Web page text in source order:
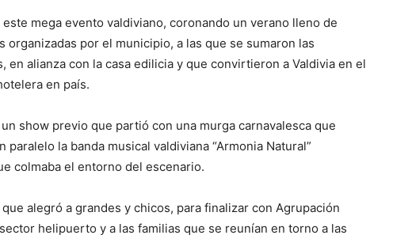
mega evento valdiviano, coronando un verano lleno de
por el municipio, a las que se sumaron las
en alianza con la casa edilicia y que convirtieron a Valdivia en el
en país.
show previo que partió con una murga carnavalesca que
la banda musical valdiviana “Armonia Natural”
colmaba el entorno del escenario.
alegró a grandes y chicos, para finalizar con Agrupación
helipuerto y a las familias que se reunían en torno a las